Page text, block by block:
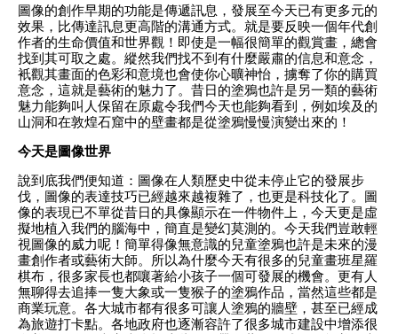
圖像的創作早期的功能是傳遞訊息，發展至今天已有更多元的
效果，比傳達訊息更高階的溝通方式。就是要反映一個年代創
作者的生命價值和世界觀！即使是一幅很簡單的觀賞畫，總會
找到其可取之處。縱然我們找不到有什麼嚴肅的信息和意念，
衹觀其畫面的色彩和意境也會使你心曠神怡，擄奪了你的購買
意念，這就是藝術的魅力了。昔日的塗鴉也許是另一類的藝術
魅力能夠叫人保留在原處令我們今天也能夠看到，例如埃及的
山洞和在敦煌石窟中的壁畫都是從塗鴉慢慢演變出來的！
今天是圖像世界
說到底我們便知道：圖像在人類歷史中從未停止它的發展步
伐，圖像的表達技巧已經越來越複雜了，也更是科技化了。圖
像的表現已不單從昔日的具像顯示在一件物件上，今天更是虛
擬地植入我們的腦海中，簡直是變幻莫測的。今天我們豈敢輕
視圖像的威力呢！簡單得像無意識的兒童塗鴉也許是未來的漫
畫創作者或藝術大師。所以為什麼今天有很多的兒童畫班星羅
棋布，很多家長也都嚷著給小孩子一個可發展的機會。更有人
無聊得去追捧一隻大象或一隻猴子的塗鴉作品，當然這些都是
商業玩意。各大城市都有很多可讓人塗鴉的牆壁，甚至已經成
為旅遊打卡點。各地政府也逐漸容許了很多城市建設中增添很